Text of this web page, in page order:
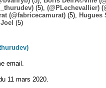
(5), (@PLechevallier)
(@fabricecamurat) (5), Hugues
Joel (5)
email.
11 mars 2020.